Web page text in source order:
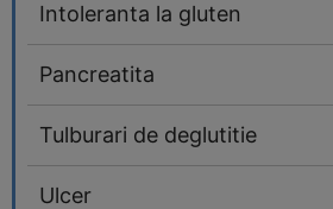
Intoleranta la gluten
Pancreatita
Tulburari de deglutitie
Ulcer